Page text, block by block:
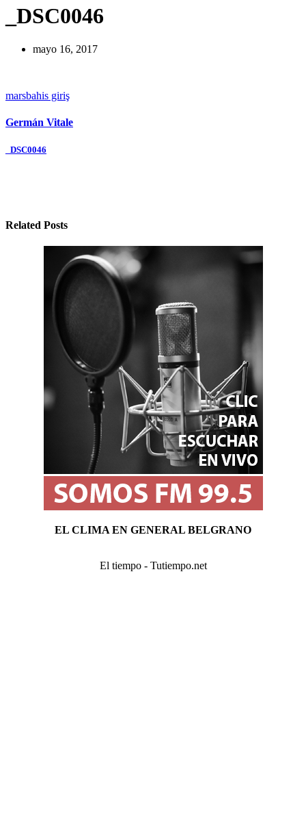
_DSC0046
mayo 16, 2017
marsbahis giriş
Germán Vitale
Navegación
_DSC0046
Related Posts
EL CLIMA EN GENERAL BELGRANO
El tiempo - Tutiempo.net